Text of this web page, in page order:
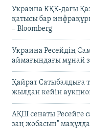
Украина КҚК-дағы
қатысы бар
– Bloomberg
Украина Ресейдің
аймағындағы мұнай
Қайрат Сатыбалдыға
жылдан кейін
АҚШ сенаты Ресейге
заң жобасын"